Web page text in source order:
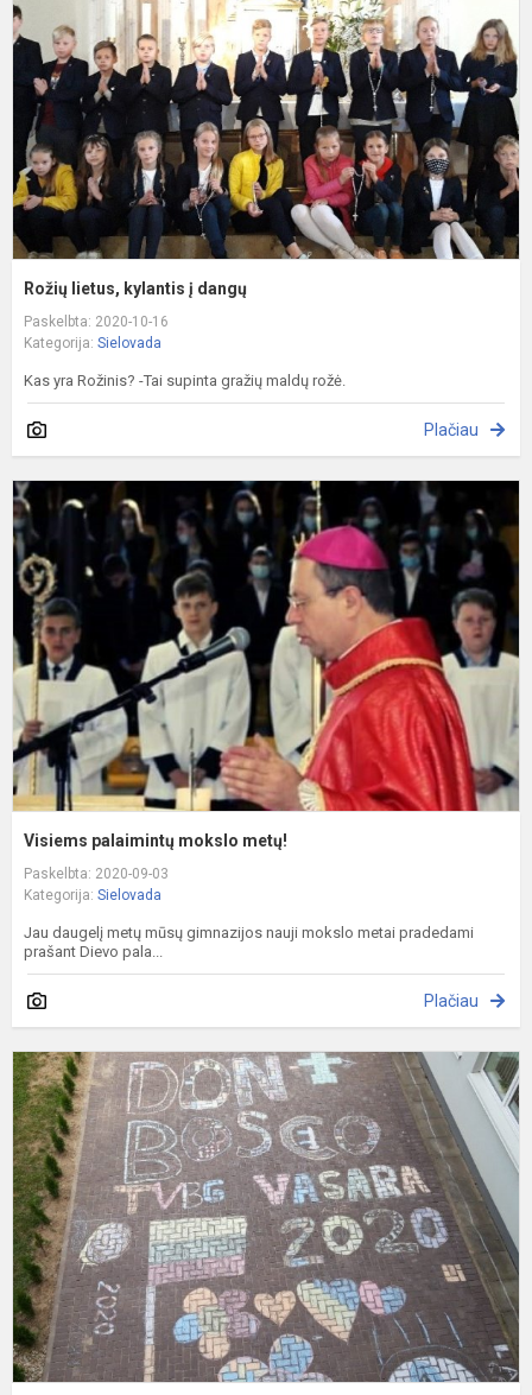
Rožių lietus, kylantis į dangų
Paskelbta: 2020-10-16
Kategorija: Sielovada
Kas yra Rožinis? -Tai supinta gražių maldų rožė.
Plačiau
Visiems palaimintų mokslo metų!
Paskelbta: 2020-09-03
Kategorija: Sielovada
Jau daugelį metų mūsų gimnazijos nauji mokslo metai pradedami
prašant Dievo pala...
Plačiau